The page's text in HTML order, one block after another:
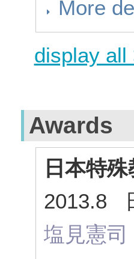
More
display all
Awards
日本特
2013.8
塩見憲